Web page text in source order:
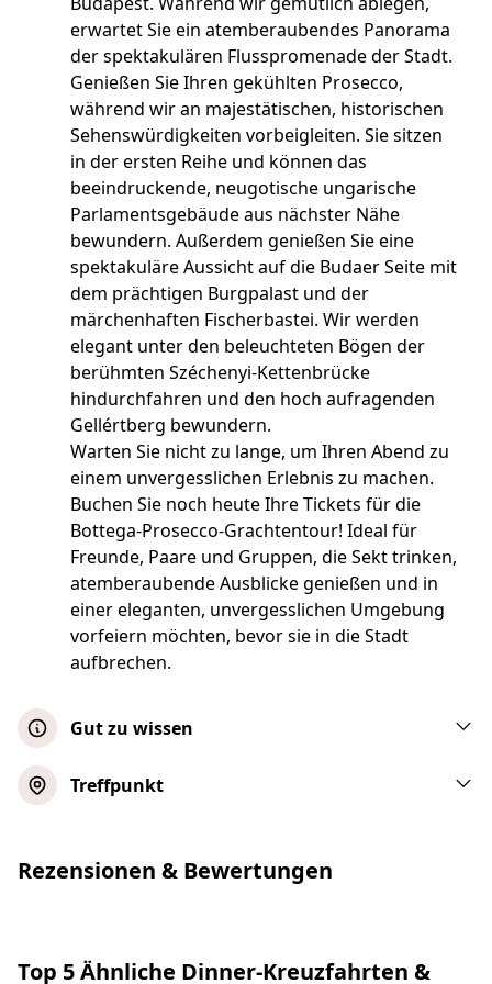
erwartet Sie ein atemberaubendes Panorama
der spektakulären Flusspromenade der Stadt.
Genießen Sie Ihren gekühlten Prosecco,
während wir an majestätischen, historischen
Sehenswürdigkeiten vorbeigleiten. Sie sitzen
in der ersten Reihe und können das
beeindruckende, neugotische ungarische
Parlamentsgebäude aus nächster Nähe
bewundern. Außerdem genießen Sie eine
spektakuläre Aussicht auf die Budaer Seite mit
dem prächtigen Burgpalast und der
märchenhaften Fischerbastei. Wir werden
elegant unter den beleuchteten Bögen der
berühmten Széchenyi-Kettenbrücke
hindurchfahren und den hoch aufragenden
Gellértberg bewundern.
Warten Sie nicht zu lange, um Ihren Abend zu
einem unvergesslichen Erlebnis zu machen.
Buchen Sie noch heute Ihre Tickets für die
Bottega-Prosecco-Grachtentour! Ideal für
Freunde, Paare und Gruppen, die Sekt trinken,
atemberaubende Ausblicke genießen und in
einer eleganten, unvergesslichen Umgebung
vorfeiern möchten, bevor sie in die Stadt
aufbrechen.
Gut zu wissen
Liebe Gäste! Wenn du zu spät zu deinem
ursprünglichen Preises, der vor Ort zu
zahlen ist, eine Umbuchung garantieren,
Getränke mit an Bord des Schiffes zu
Treffpunkt
Rezensionen & Bewertungen
Top 5 Ähnliche Dinner-Kreuzfahrten &